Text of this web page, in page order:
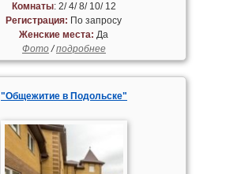
Комнаты: 2/ 4/ 8/ 10/ 12
Регистрация: По запросу
Женские места: Да
Фото/подробнее
"Общежитие в Подольске"